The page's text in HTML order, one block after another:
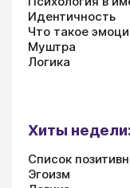
Идентичность
Что такое
Муштра
Логика
Хиты недели:
Список
Эгоизм